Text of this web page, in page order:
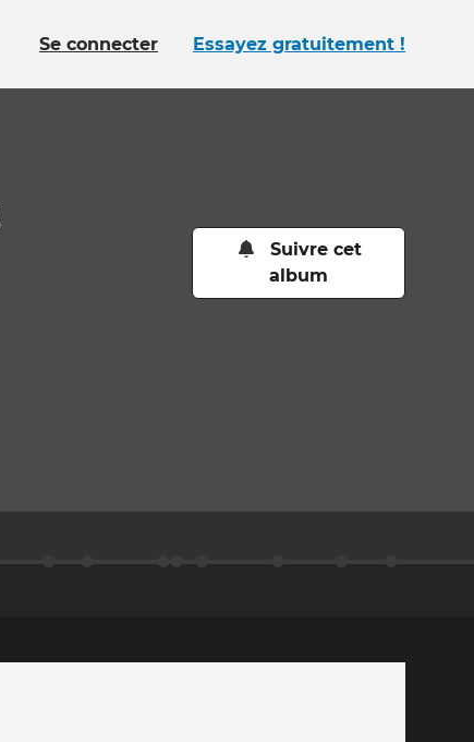
Se connecter Essayez gratuitement !
Suivre cet
album